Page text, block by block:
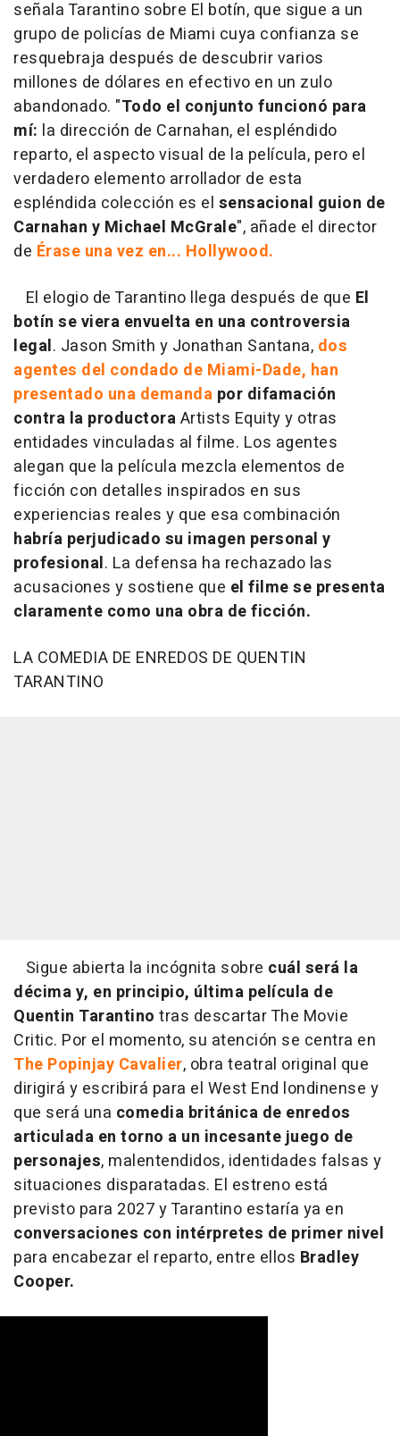
señala Tarantino sobre El botín, que sigue a un
grupo de policías de Miami cuya confianza se
resquebraja después de descubrir varios
millones de dólares en efectivo en un zulo
abandonado. "Todo el conjunto funcionó para
mí: la dirección de Carnahan, el espléndido
reparto, el aspecto visual de la película, pero el
verdadero elemento arrollador de esta
espléndida colección es el sensacional guion de
Carnahan y Michael McGrale", añade el director
de Érase una vez en... Hollywood.
El elogio de Tarantino llega después de que El
botín se viera envuelta en una controversia
legal. Jason Smith y Jonathan Santana, dos
agentes del condado de Miami-Dade, han
presentado una demanda por difamación
contra la productoraArtists Equity y otras
entidades vinculadas al filme. Los agentes
alegan que la película mezcla elementos de
ficción con detalles inspirados en sus
experiencias reales y que esa combinación
habría perjudicado su imagen personal y
profesional. La defensa ha rechazado las
acusaciones y sostiene que el filme se presenta
claramente como una obra de ficción.
LA COMEDIA DE ENREDOS DE QUENTIN
TARANTINO
Sigue abierta la incógnita sobre cuál será la
décima y, en principio, última película de
Quentin Tarantino tras descartar The Movie
Critic. Por el momento, su atención se centra en
The Popinjay Cavalier, obra teatral original que
dirigirá y escribirá para el West End londinense y
que será una comedia británica de enredos
articulada en torno a un incesante juego de
personajes, malentendidos, identidades falsas y
situaciones disparatadas. El estreno está
previsto para 2027 y Tarantino estaría ya en
conversaciones con intérpretes de primer nivel
para encabezar el reparto, entre ellos Bradley
Cooper.